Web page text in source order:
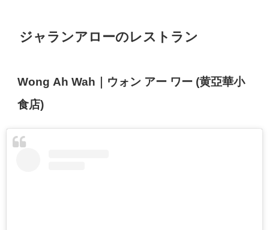
ジャランアローのレストラン
Wong Ah Wah｜ウォン アー ワー (黄亞華小
食店)